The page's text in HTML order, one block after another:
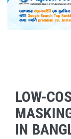
LOW-
IN